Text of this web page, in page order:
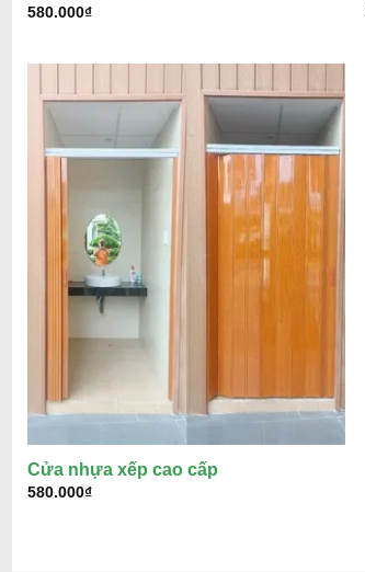
580.000₫
Cửa nhựa xếp cao cấp
580.000₫